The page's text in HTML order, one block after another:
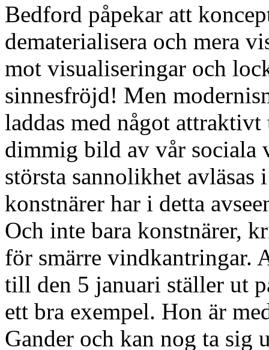
Bedford påpekar att
dematerialisera och mera
mot visualiseringar och
sinnesfröjd! Men
laddas med något
dimmig bild av vår sociala
största sannolikhet avläsas
konstnärer har i detta
Och inte bara konstnärer,
för smärre vindkantringar.
till den 5 januari ställer ut
ett bra exempel. Hon är
Gander och kan nog ta sig